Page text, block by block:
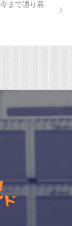
まで通り暮